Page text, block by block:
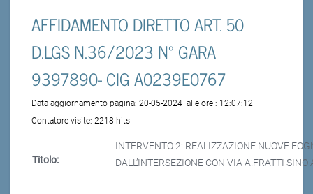
AFFIDAMENTO DIRETTO ART. 50
D.LGS N.36/2023 N° GARA
9397890- CIG A0239E0767
Data aggiornamento pagina: 20-05-2024 alle ore : 12:07:12
Contatore visite: 2218 hits
Titolo:
INTERVENTO 2: REALIZZAZIONE NUOVE
DALL’INTERSEZIONE CON VIA A.FRATTI